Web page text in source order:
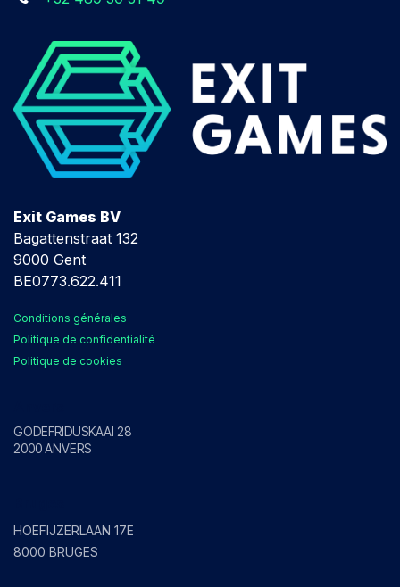
Exit Games BV
Bagattenstraat 132
9000 Gent
BE0773.622.411
Conditions générales
Politique de confidentialité
Politique de cookies
GODEFRIDUSKAAI 28
2000 ANVERS
HOEFIJZERLAAN 17E
8000 BRUGES